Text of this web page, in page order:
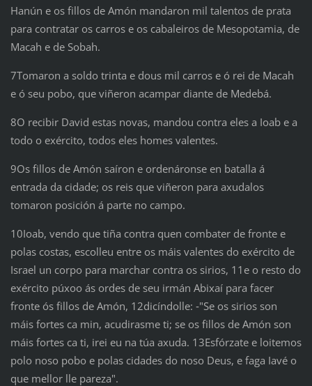
Hanún e os fillos de Amón mandaron mil talentos de prata
para contratar os carros e os cabaleiros de Mesopotamia, de
Macah e de Sobah.
7Tomaron a soldo trinta e dous mil carros e ó rei de Macah
e ó seu pobo, que viñeron acampar diante de Medebá.
8O recibir David estas novas, mandou contra eles a Ioab e a
todo o exército, todos eles homes valentes.
9Os fillos de Amón saíron e ordenáronse en batalla á
entrada da cidade; os reis que viñeron para axudalos
tomaron posición á parte no campo.
10Ioab, vendo que tiña contra quen combater de fronte e
polas costas, escolleu entre os máis valentes do exército de
Israel un corpo para marchar contra os sirios, 11e o resto do
exército púxoo ás ordes de seu irmán Abixaí para facer
fronte ós fillos de Amón, 12dicíndolle: ‑"Se os sirios son
máis fortes ca min, acudirasme ti; se os fillos de Amón son
máis fortes ca ti, irei eu na túa axuda. 13Esfórzate e loitemos
polo noso pobo e polas cidades do noso Deus, e faga Iavé o
que mellor lle pareza".